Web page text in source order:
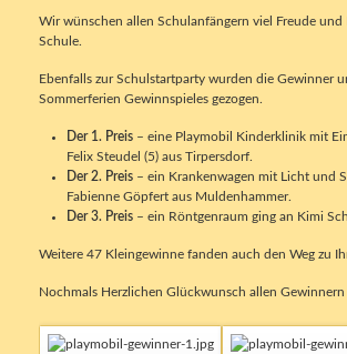
Wir wünschen allen Schulanfängern viel Freude und
Schule.
Ebenfalls zur Schulstartparty wurden die Gewinner
Sommerferien Gewinnspieles gezogen.
Der 1. Preis– eine Playmobil Kinderklinik mit
Felix Steudel (5) aus Tirpersdorf.
Der 2. Preis– ein Krankenwagen mit Licht und
Fabienne Göpfert aus Muldenhammer.
Der 3. Preis– ein Röntgenraum ging an Kimi
Weitere 47 Kleingewinne fanden auch den Weg zu
Nochmals Herzlichen Glückwunsch allen Gewinnern